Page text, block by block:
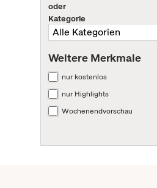
oder
Kategorie
Weitere Merkmale
nur kostenlos
nur Highlights
Wochenendvorschau